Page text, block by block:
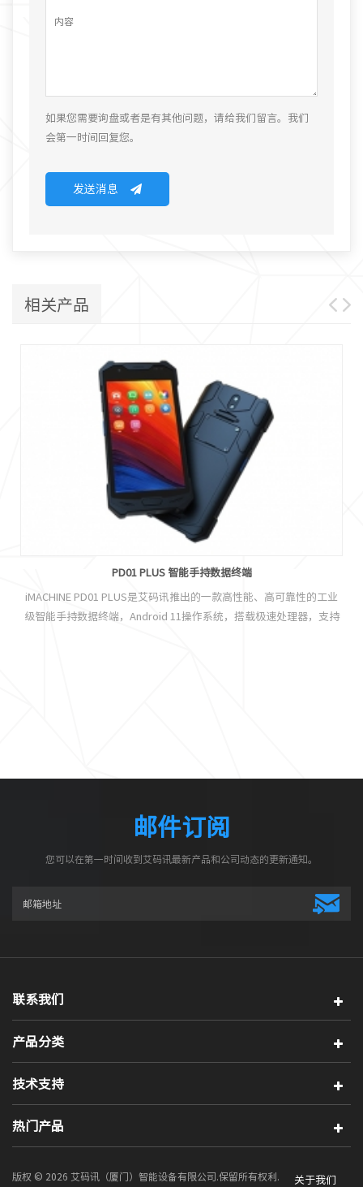
如果您需要询盘或者是有其他问题，请给我们留言。我们
会第一时间回复您。
发送消息
相关产品
PD01 PLUS 智能手持数据终端
iMACHINE PD01 PLUS是艾码讯推出的一款高性能、高可靠性的工业
级智能手持数据终端，Android 11操作系统，搭载极速处理器，支持
邮件订阅
您可以在第一时间收到艾码讯最新产品和公司动态的更新通知。
联系我们
产品分类
技术支持
热门产品
版权 © 2026 艾码讯（厦门）智能设备有限公司.保留所有权利. 关于我们